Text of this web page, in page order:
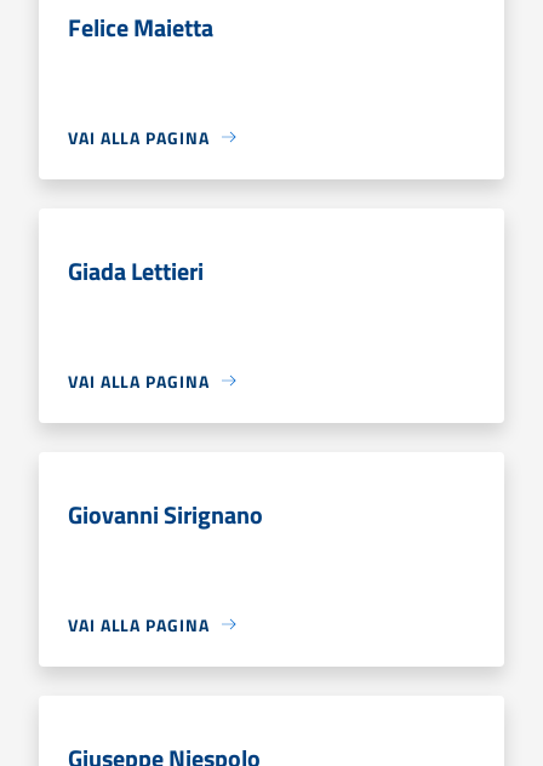
Felice Maietta
VAI ALLA PAGINA
Giada Lettieri
VAI ALLA PAGINA
Giovanni Sirignano
VAI ALLA PAGINA
Giuseppe Niespolo